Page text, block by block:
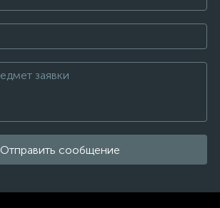
Отправить сообщение